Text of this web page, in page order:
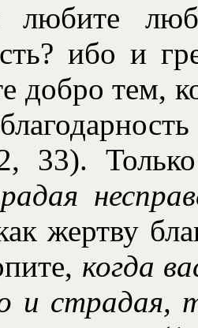
ибо и
добро тем,
33).
жертву
когда
и страдая,